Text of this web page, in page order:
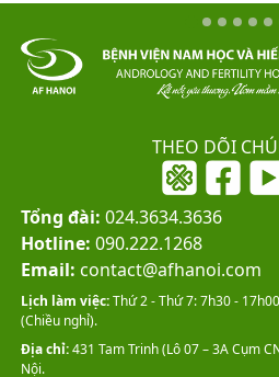
THEO DÕI
Tổng đài: 024.3634.3636
Hotline: 090.222.1268
Email: contact@afhanoi.com
Lịch làm việc:Thứ 2 - Thứ 7: 7h30 -
(Chiều nghỉ).
Địa chỉ:431 Tam Trinh (Lô 07 – 3A Cụm
Nội.